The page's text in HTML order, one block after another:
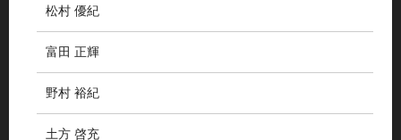
松村 優紀
富田 正輝
野村 裕紀
土方 啓充